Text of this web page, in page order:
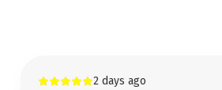
Vetokoukku jälkiasennettuna samaan
2 days ago